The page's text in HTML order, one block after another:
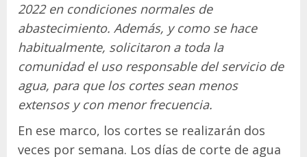
2022 en condiciones normales de
abastecimiento. Además, y como se hace
habitualmente, solicitaron a toda la
comunidad el uso responsable del servicio de
agua, para que los cortes sean menos
extensos y con menor frecuencia.
En ese marco, los cortes se realizarán dos
veces por semana. Los días de corte de agua